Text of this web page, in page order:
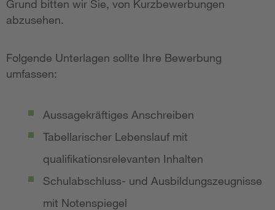
Grund bitten wir Sie, von Kurzbewerbungen
abzusehen.
Folgende Unterlagen sollte Ihre Bewerbung
umfassen:
Aussagekräftiges Anschreiben
Tabellarischer Lebenslauf mit
qualifikationsrelevanten Inhalten
Schulabschluss- und Ausbildungszeugnisse
mit Notenspiegel